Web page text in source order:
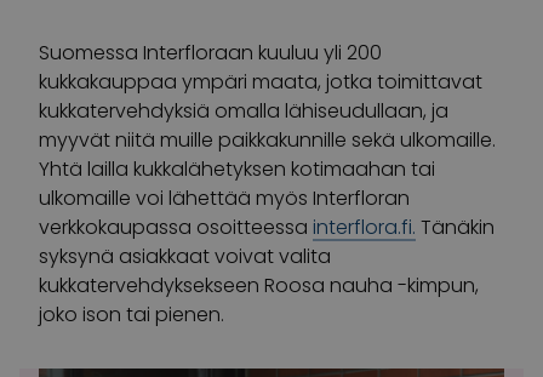
Suomessa Interfloraan kuuluu yli 200
kukkakauppaa ympäri maata, jotka toimittavat
kukkatervehdyksiä omalla lähiseudullaan, ja
myyvät niitä muille paikkakunnille sekä ulkomaille.
Yhtä lailla kukkalähetyksen kotimaahan tai
ulkomaille voi lähettää myös Interfloran
verkkokaupassa osoitteessa interflora.fi. Tänäkin
syksynä asiakkaat voivat valita
kukkatervehdyksekseen Roosa nauha -kimpun,
joko ison tai pienen.